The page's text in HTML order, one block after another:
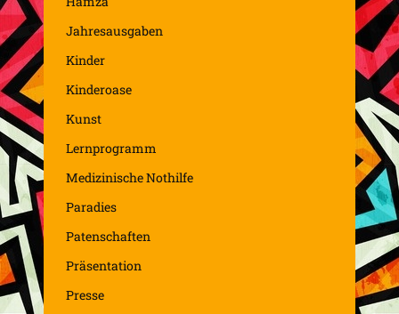
Jahresausgaben
Kinder
Kinderoase
Kunst
Lernprogramm
Medizinische Nothilfe
Paradies
Patenschaften
Präsentation
Presse